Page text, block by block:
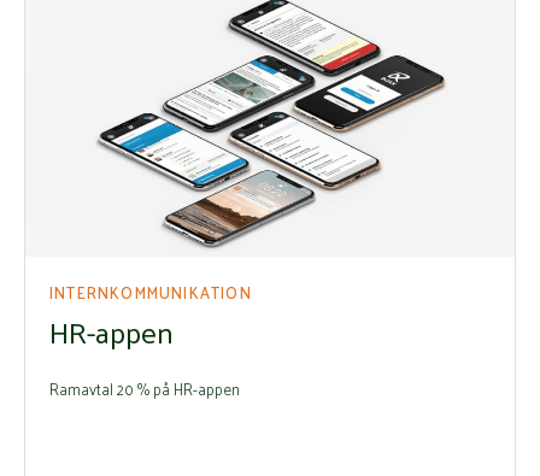
INTERNKOMMUNIKATION
HR-appen
Ramavtal 20 % på HR-appen